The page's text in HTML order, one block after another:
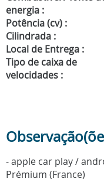
energia :
Potência (cv) :
Cilindrada :
Local de Entrega :
Tipo de caixa de
velocidades :
- apple car play /
Prémium (France)